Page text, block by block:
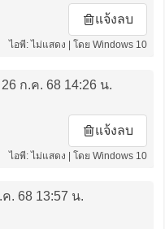
แจ้งลบ
ไอพี: ไม่แสดง | โดย Windows 10
26 ก.ค. 68 14:26 น.
แจ้งลบ
ไอพี: ไม่แสดง | โดย Windows 10
. 68 13:57 น.